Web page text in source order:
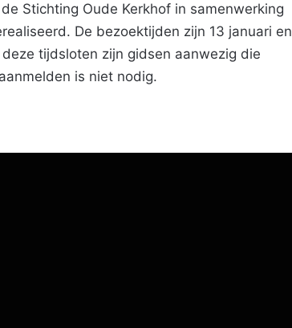
Stichting Oude Kerkhof in samenwerking
De bezoektijden zijn 13 januari en
tijdsloten zijn gidsen aanwezig die
is niet nodig.